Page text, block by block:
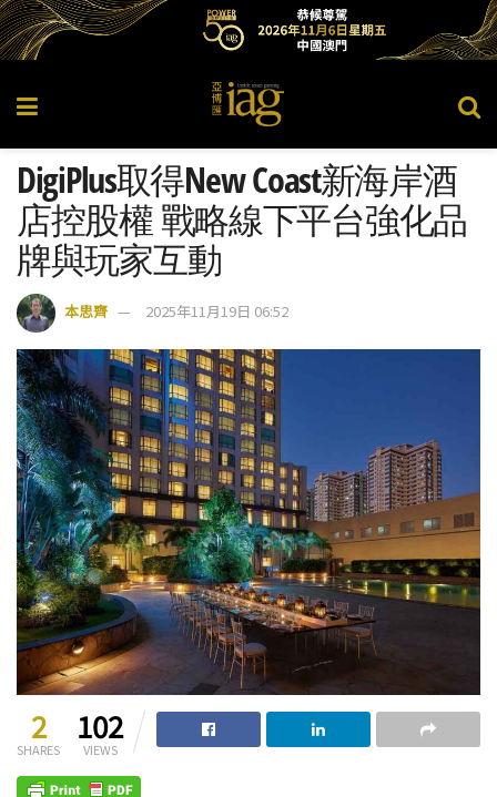
DigiPlus取得New Coast新海岸酒
店控股權 戰略線下平台強化品
牌與玩家互動
本思齊 2025年11月19日 06:52
2
SHARES
102
VIEWS